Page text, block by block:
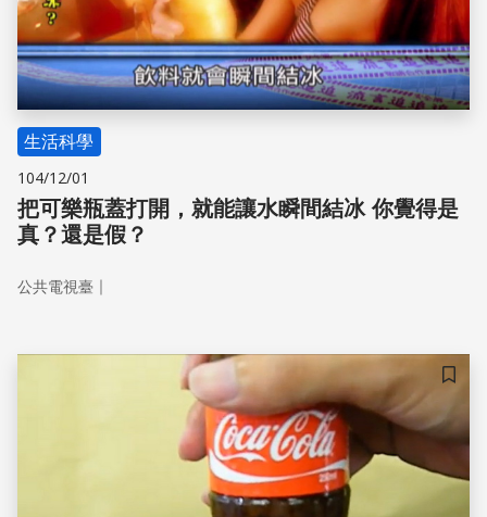
生活科學
104/12/01
把可樂瓶蓋打開，就能讓水瞬間結冰 你覺得是
真？還是假？
公共電視臺 ｜
儲存